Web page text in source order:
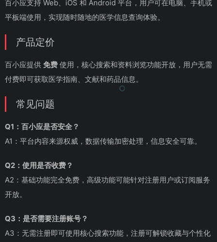
百小应支持 Web、iOS 和 Android 平台，用户可在电脑、手机或
平板端使用，实现随时随地的医学信息查询体验。
产品定价
百小应提供 免费 使用，核心搜索和资料浏览功能开放，用户无需
付费即可获取医学指南、文献和药品信息。
常见问题
Q1：百小应是否安全？
A1：平台内容来源权威，数据传输加密处理，信息安全可靠。
Q2：使用是否收费？
A2：基础功能完全免费，高级功能可能针对注册用户或订阅服务
开放。
Q3：是否需要注册账号？
A3：无需注册即可使用核心搜索功能，注册可解锁收藏与个性化